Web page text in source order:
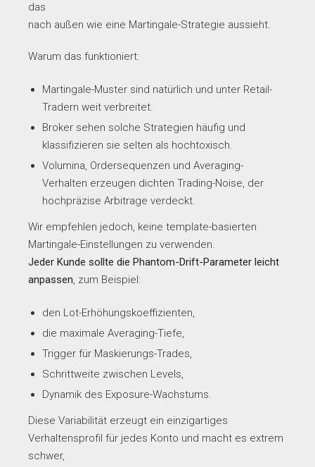
das
nach außen wie eine Martingale-Strategie aussieht.
Warum das funktioniert:
Martingale-Muster sind natürlich und unter Retail-
Tradern weit verbreitet.
Broker sehen solche Strategien häufig und
klassifizieren sie selten als hochtoxisch.
Volumina, Ordersequenzen und Averaging-
Verhalten erzeugen dichten Trading-Noise, der
hochpräzise Arbitrage verdeckt.
Wir empfehlen jedoch, keine template-basierten
Martingale-Einstellungen zu verwenden.
Jeder Kunde sollte die Phantom-Drift-Parameter leicht
anpassen, zum Beispiel:
den Lot-Erhöhungskoeffizienten,
die maximale Averaging-Tiefe,
Trigger für Maskierungs-Trades,
Schrittweite zwischen Levels,
Dynamik des Exposure-Wachstums.
Diese Variabilität erzeugt ein einzigartiges
Verhaltensprofil für jedes Konto und macht es extrem
schwer,